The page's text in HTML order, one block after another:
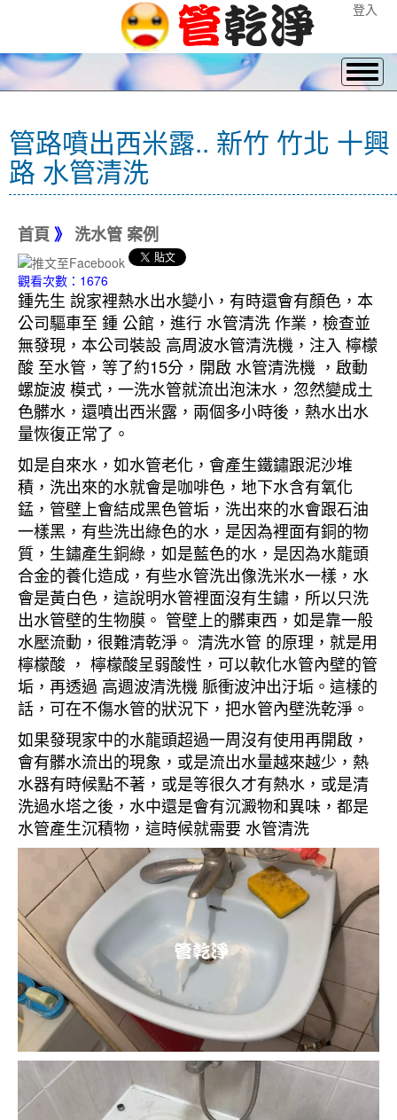
登入
管路噴出西米露.. 新竹 竹北 十興
路 水管清洗
首頁 》 洗水管 案例
觀看次數：1676
鍾先生 說家裡熱水出水變小，有時還會有顏色，本
公司驅車至 鍾 公館，進行 水管清洗 作業，檢查並
無發現，本公司裝設 高周波水管清洗機，注入 檸檬
酸 至水管，等了約15分，開啟 水管清洗機 ，啟動
螺旋波 模式，一洗水管就流出泡沫水，忽然變成土
色髒水，還噴出西米露，兩個多小時後，熱水出水
量恢復正常了。
如是自來水，如水管老化，會產生鐵鏽跟泥沙堆
積，洗出來的水就會是咖啡色，地下水含有氧化
錳，管壁上會結成黑色管垢，洗出來的水會跟石油
一樣黑，有些洗出綠色的水，是因為裡面有銅的物
質，生鏽產生銅綠，如是藍色的水，是因為水龍頭
合金的養化造成，有些水管洗出像洗米水一樣，水
會是黃白色，這說明水管裡面沒有生鏽，所以只洗
出水管壁的生物膜。 管壁上的髒東西，如是靠一般
水壓流動，很難清乾淨。 清洗水管 的原理，就是用
檸檬酸 ， 檸檬酸呈弱酸性，可以軟化水管內壁的管
垢，再透過 高週波清洗機 脈衝波沖出汙垢。這樣的
話，可在不傷水管的狀況下，把水管內壁洗乾淨。
如果發現家中的水龍頭超過一周沒有使用再開啟，
會有髒水流出的現象，或是流出水量越來越少，熱
水器有時候點不著，或是等很久才有熱水，或是清
洗過水塔之後，水中還是會有沉澱物和異味，都是
水管產生沉積物，這時候就需要 水管清洗